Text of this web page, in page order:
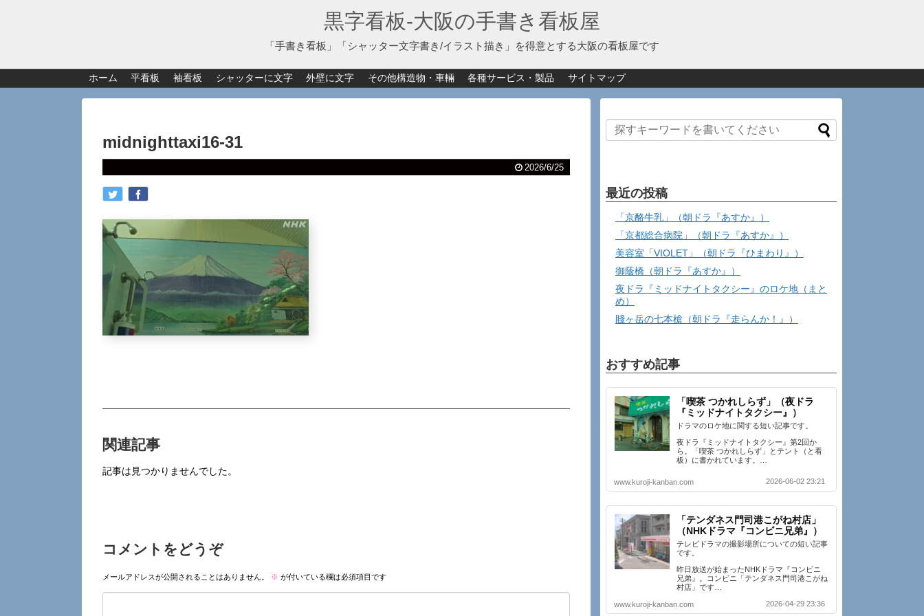
黒字看板‐大阪の手書き看板屋
「手書き看板」「シャッター文字書き/イラスト描き」を得意とする大阪の看板屋です
ホーム 平看板 袖看板 シャッターに文字 外壁に文字 その他構造物・車輛 各種サービス・製品 サイトマップ
midnighttaxi16-31
2026/6/25
関連記事
記事は見つかりませんでした。
コメントをどうぞ
メールアドレスが公開されることはありません。 ※ が付いている欄は必須項目です
最近の投稿
「京酪牛乳」（朝ドラ『あすか』）
「京都総合病院」（朝ドラ『あすか』）
美容室「VIOLET」（朝ドラ『ひまわり』）
御蔭橋（朝ドラ『あすか』）
夜ドラ『ミッドナイトタクシー』のロケ地（まと
め）
賤ヶ岳の七本槍（朝ドラ『走らんか！』）
おすすめ記事
「喫茶 つかれしらず」（夜ドラ
『ミッドナイトタクシー』）
ドラマのロケ地に関する短い記事です。
夜ドラ『ミッドナイトタクシー』第2回か
ら。「喫茶 つかれしらず」とテント（と看
板）に書かれています。…
www.kuroji-kanban.com 2026-06-02 23:21
「テンダネス門司港こがね村店」
（NHKドラマ『コンビニ兄弟』）
テレビドラマの撮影場所についての短い記事
です。
昨日放送が始まったNHKドラマ『コンビニ
兄弟』。コンビニ「テンダネス門司港こがね
村店」です…
www.kuroji-kanban.com 2026-04-29 23:36